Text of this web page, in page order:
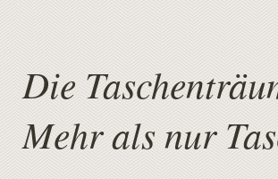
Die
Mehr als nur